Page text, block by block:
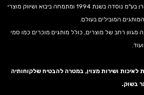
חברת הנסיך הקטן - אביב ואורן בע"מ נוסדה בשנת 1994 ומתמחה ביבוא ושיווק מוצרי
המובילים בעולם.
רחב של מוצרים, כולל מותגים מוכרים כמו סמי
לאיכות ושירות מצוין, במטרה להבטיח שלקוחותיה
בשוק.